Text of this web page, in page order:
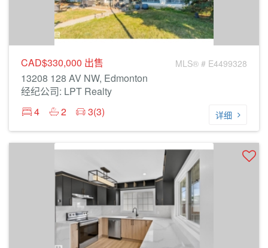
CAD$330,000 出售 MLS® # E4499328
13208 128 AV NW, Edmonton
经纪公司: LPT Realty
4
2 3(3) 详细